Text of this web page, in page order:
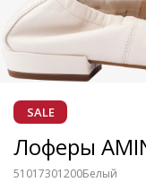
SALE
Лоферы
51017301200Белый